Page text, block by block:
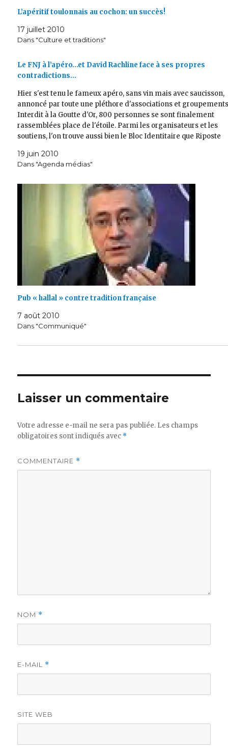
L’apéritif toulonnais au cochon: un succès!
17 juillet 2010
Dans "Culture et traditions"
Le FNJ à l’apéro…et David Rachline face à ses propres
contradictions…
Hier s'est tenu le fameux apéro, sans vin mais avec saucisson,
annoncé par toute une pléthore d'associations et
Interdit à la Goutte d'Or, 800 personnes se sont finalement
rassemblées place de l'étoile. Parmi les organisateurs et les
soutiens, l'on trouve aussi bien le Bloc Identitaire que Riposte
19 juin 2010
Dans "Agenda médias"
Pub « hallal » contre tradition française
7 août 2010
Dans "Communiqué"
Laisser un commentaire
Votre adresse e-mail ne sera pas publiée. Les champs
obligatoires sont indiqués avec *
COMMENTAIRE *
NOM *
E-MAIL *
SITE WEB